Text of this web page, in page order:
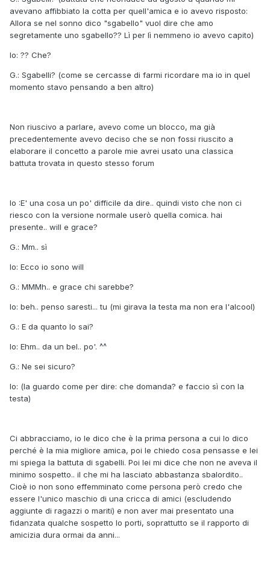
avevano affibbiato la cotta per quell'amica e io avevo risposto:
Allora se nel sonno dico "sgabello" vuol dire che amo
segretamente uno sgabello?? Lì per lì nemmeno io avevo capito)
Io: ?? Che?
G.: Sgabelli? (come se cercasse di farmi ricordare ma io in quel
momento stavo pensando a ben altro)
Non riuscivo a parlare, avevo come un blocco, ma già
precedentemente avevo deciso che se non fossi riuscito a
elaborare il concetto a parole mie avrei usato una classica
battuta trovata in questo stesso forum
Io :E' una cosa un po' difficile da dire.. quindi visto che non ci
riesco con la versione normale userò quella comica. hai
presente.. will e grace?
G.: Mm.. sì
Io: Ecco io sono will
G.: MMMh.. e grace chi sarebbe?
Io: beh.. penso saresti... tu (mi girava la testa ma non era l'alcool)
G.: E da quanto lo sai?
Io: Ehm.. da un bel.. po'. ^^
G.: Ne sei sicuro?
Io: (la guardo come per dire: che domanda? e faccio sì con la
testa)
Ci abbracciamo, io le dico che è la prima persona a cui lo dico
perché è la mia migliore amica, poi le chiedo cosa pensasse e lei
mi spiega la battuta di sgabelli. Poi lei mi dice che non ne aveva il
minimo sospetto.. il che mi ha lasciato abbastanza sbalordito..
Cioè io non sono effemminato come persona però credo che
essere l'unico maschio di una cricca di amici (escludendo
aggiunte di ragazzi o mariti) e non aver mai presentato una
fidanzata qualche sospetto lo porti, soprattutto se il rapporto di
amicizia dura ormai da anni...